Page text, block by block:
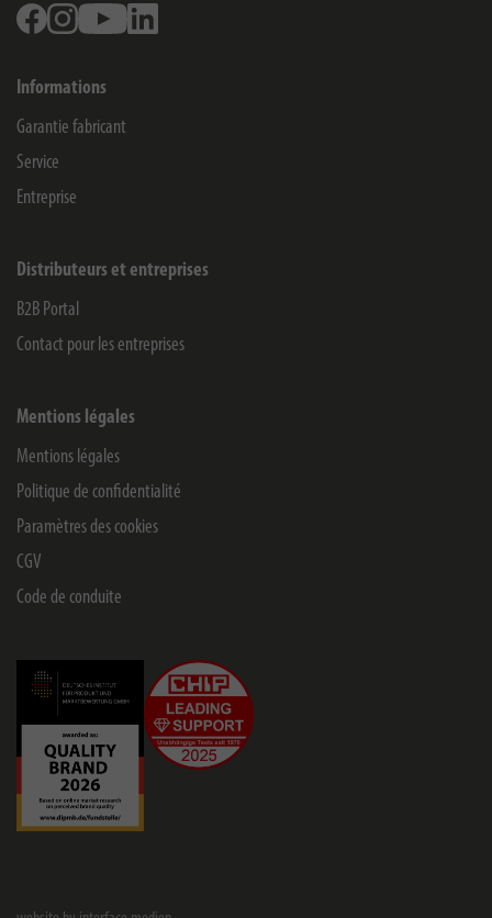
FacebookInstagramYoutube
Informations
Garantie fabricant
Service
Entreprise
Distributeurs et entreprises
B2B Portal
Contact pour les entreprises
Mentions légales
Mentions légales
Politique de confidentialité
Paramètres des cookies
CGV
Code de conduite